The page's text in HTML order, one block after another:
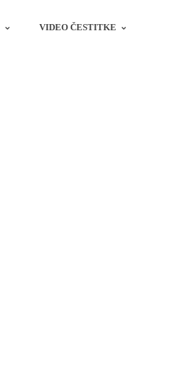
VIDEO ČESTITKE